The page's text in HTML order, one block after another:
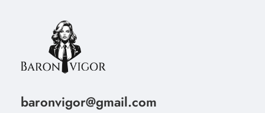
baronvigor@gmail.com